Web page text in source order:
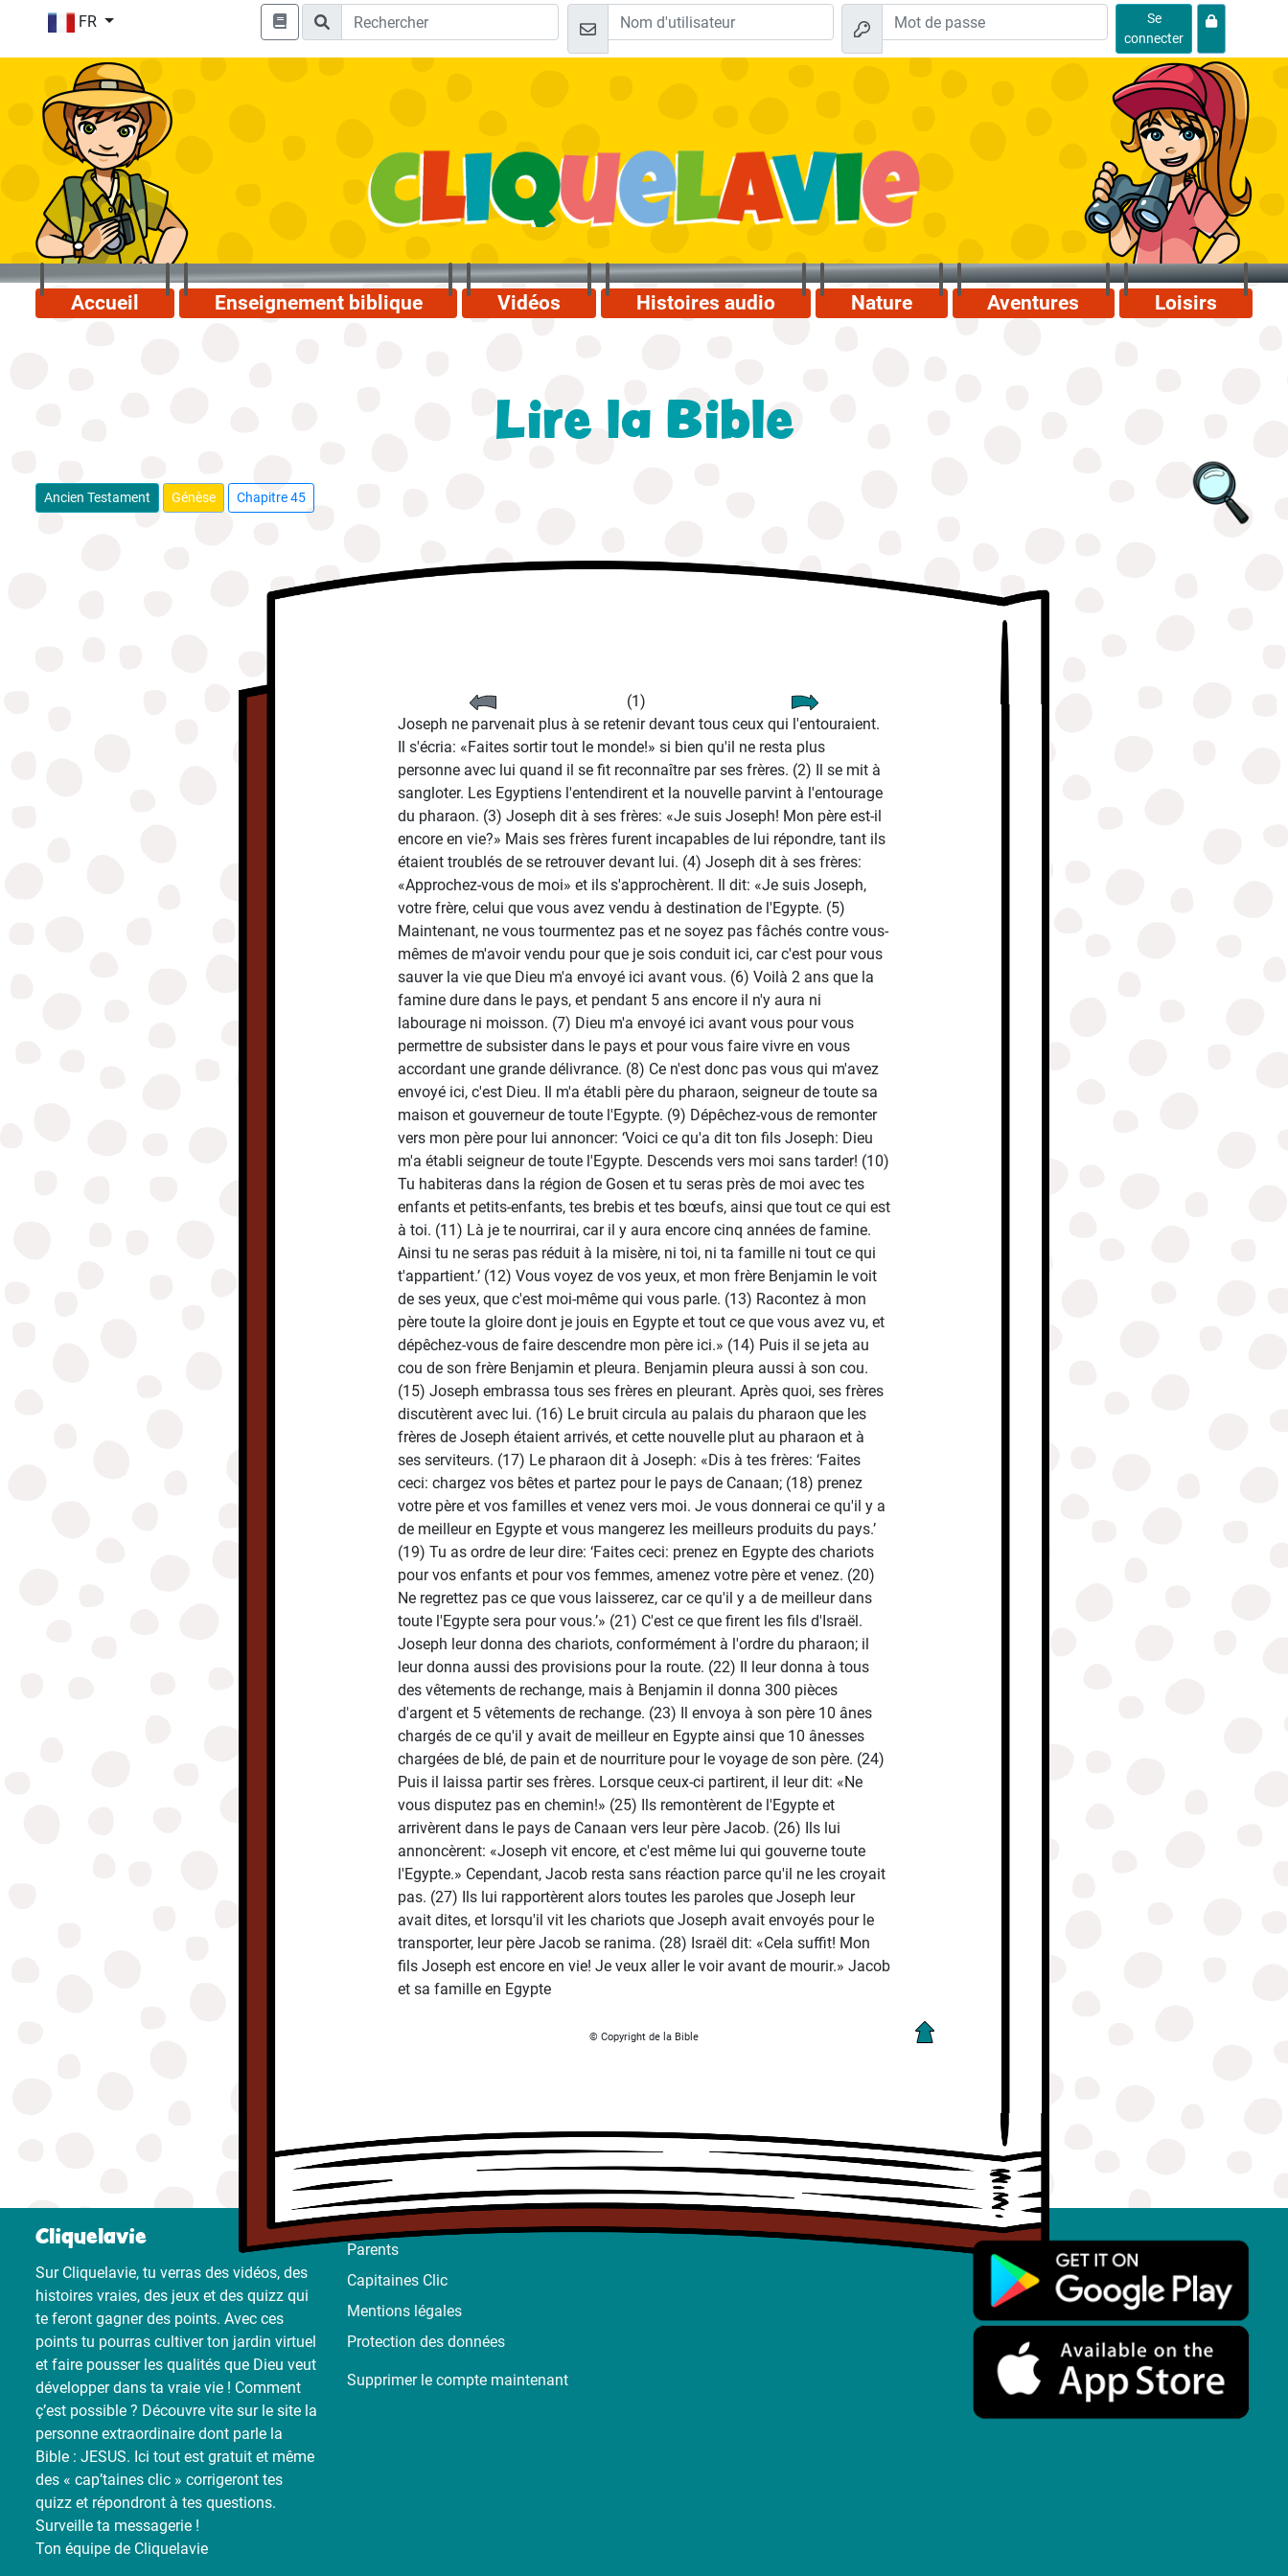
FR
Se
connecter
Accueil Enseignement biblique Vidéos Histoires audio Nature Aventures Loisirs
Lire la Bible
Ancien Testament Génèse Chapitre 45
(1)
Joseph ne parvenait plus à se retenir devant tous ceux qui l'entouraient.
Il s'écria: «Faites sortir tout le monde!» si bien qu'il ne resta plus
personne avec lui quand il se fit reconnaître par ses frères. (2) Il se mit à
sangloter. Les Egyptiens l'entendirent et la nouvelle parvint à l'entourage
du pharaon. (3) Joseph dit à ses frères: «Je suis Joseph! Mon père est-il
encore en vie?» Mais ses frères furent incapables de lui répondre, tant ils
étaient troublés de se retrouver devant lui. (4) Joseph dit à ses frères:
«Approchez-vous de moi» et ils s'approchèrent. Il dit: «Je suis Joseph,
votre frère, celui que vous avez vendu à destination de l'Egypte. (5)
Maintenant, ne vous tourmentez pas et ne soyez pas fâchés contre vous-
mêmes de m'avoir vendu pour que je sois conduit ici, car c'est pour vous
sauver la vie que Dieu m'a envoyé ici avant vous. (6) Voilà 2 ans que la
famine dure dans le pays, et pendant 5 ans encore il n'y aura ni
labourage ni moisson. (7) Dieu m'a envoyé ici avant vous pour vous
permettre de subsister dans le pays et pour vous faire vivre en vous
accordant une grande délivrance. (8) Ce n'est donc pas vous qui m'avez
envoyé ici, c'est Dieu. Il m'a établi père du pharaon, seigneur de toute sa
maison et gouverneur de toute l'Egypte. (9) Dépêchez-vous de remonter
vers mon père pour lui annoncer: ‘Voici ce qu'a dit ton fils Joseph: Dieu
m'a établi seigneur de toute l'Egypte. Descends vers moi sans tarder! (10)
Tu habiteras dans la région de Gosen et tu seras près de moi avec tes
enfants et petits-enfants, tes brebis et tes bœufs, ainsi que tout ce qui est
à toi. (11) Là je te nourrirai, car il y aura encore cinq années de famine.
Ainsi tu ne seras pas réduit à la misère, ni toi, ni ta famille ni tout ce qui
t'appartient.’ (12) Vous voyez de vos yeux, et mon frère Benjamin le voit
de ses yeux, que c'est moi-même qui vous parle. (13) Racontez à mon
père toute la gloire dont je jouis en Egypte et tout ce que vous avez vu, et
dépêchez-vous de faire descendre mon père ici.» (14) Puis il se jeta au
cou de son frère Benjamin et pleura. Benjamin pleura aussi à son cou.
(15) Joseph embrassa tous ses frères en pleurant. Après quoi, ses frères
discutèrent avec lui. (16) Le bruit circula au palais du pharaon que les
frères de Joseph étaient arrivés, et cette nouvelle plut au pharaon et à
ses serviteurs. (17) Le pharaon dit à Joseph: «Dis à tes frères: ‘Faites
ceci: chargez vos bêtes et partez pour le pays de Canaan; (18) prenez
votre père et vos familles et venez vers moi. Je vous donnerai ce qu'il y a
de meilleur en Egypte et vous mangerez les meilleurs produits du pays.’
(19) Tu as ordre de leur dire: ‘Faites ceci: prenez en Egypte des chariots
pour vos enfants et pour vos femmes, amenez votre père et venez. (20)
Ne regrettez pas ce que vous laisserez, car ce qu'il y a de meilleur dans
toute l'Egypte sera pour vous.’» (21) C'est ce que firent les fils d'Israël.
Joseph leur donna des chariots, conformément à l'ordre du pharaon; il
leur donna aussi des provisions pour la route. (22) Il leur donna à tous
des vêtements de rechange, mais à Benjamin il donna 300 pièces
d'argent et 5 vêtements de rechange. (23) Il envoya à son père 10 ânes
chargés de ce qu'il y avait de meilleur en Egypte ainsi que 10 ânesses
chargées de blé, de pain et de nourriture pour le voyage de son père. (24)
Puis il laissa partir ses frères. Lorsque ceux-ci partirent, il leur dit: «Ne
vous disputez pas en chemin!» (25) Ils remontèrent de l'Egypte et
arrivèrent dans le pays de Canaan vers leur père Jacob. (26) Ils lui
annoncèrent: «Joseph vit encore, et c'est même lui qui gouverne toute
l'Egypte.» Cependant, Jacob resta sans réaction parce qu'il ne les croyait
pas. (27) Ils lui rapportèrent alors toutes les paroles que Joseph leur
avait dites, et lorsqu'il vit les chariots que Joseph avait envoyés pour le
transporter, leur père Jacob se ranima. (28) Israël dit: «Cela suffit! Mon
fils Joseph est encore en vie! Je veux aller le voir avant de mourir.» Jacob
et sa famille en Egypte
© Copyright de la Bible
Cliquelavie
Sur Cliquelavie, tu verras des vidéos, des
histoires vraies, des jeux et des quizz qui
te feront gagner des points. Avec ces
points tu pourras cultiver ton jardin virtuel
et faire pousser les qualités que Dieu veut
développer dans ta vraie vie ! Comment
ç’est possible ? Découvre vite sur le site la
personne extraordinaire dont parle la
Bible : JESUS. Ici tout est gratuit et même
des « cap’taines clic » corrigeront tes
quizz et répondront à tes questions.
Surveille ta messagerie !
Ton équipe de Cliquelavie
Parents
Capitaines Clic
Mentions légales
Protection des données
Supprimer le compte maintenant